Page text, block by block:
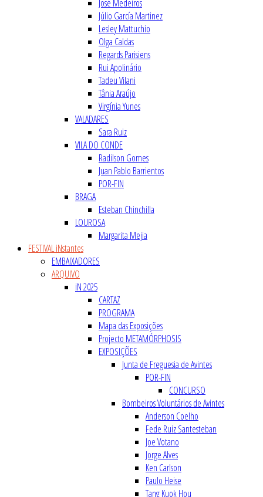
José Medeiros
Júlio García Martinez
Lesley Mattuchio
Olga Caldas
Regards Parisiens
Rui Apolinário
Tadeu Vilani
Tânia Araújo
Virgínia Yunes
VALADARES
Sara Ruiz
VILA DO CONDE
Radilson Gomes
Juan Pablo Barrientos
POR-FIN
BRAGA
Esteban Chinchilla
LOUROSA
Margarita Mejia
FESTIVAL iNstantes
EMBAIXADORES
ARQUIVO
iN 2025
CARTAZ
PROGRAMA
Mapa das Exposições
Projecto METAMÓRPHOSIS
EXPOSIÇÕES
Junta de Freguesia de Avintes
POR-FIN
CONCURSO
Bombeiros Voluntários de Avintes
Anderson Coelho
Fede Ruiz Santesteban
Joe Votano
Jorge Alves
Ken Carlson
Paulo Heise
Tang Kuok Hou